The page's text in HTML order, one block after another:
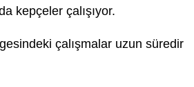
kepçeler çalışıyor.
çalışmalar uzun süredir